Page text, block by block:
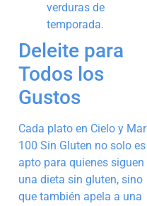
verduras de
temporada.
Deleite para
Todos los
Gustos
Cada plato en Cielo y Mar
100 Sin Gluten no solo es
apto para quienes siguen
una dieta sin gluten, sino
que también apela a una